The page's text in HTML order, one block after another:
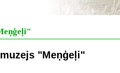
"Meņģeļi"